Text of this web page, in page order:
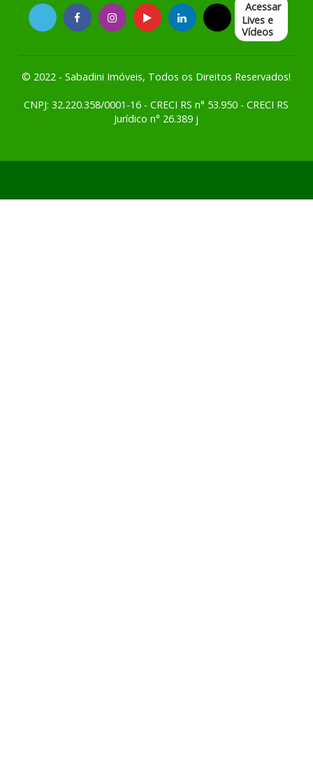
Acessar
Lives e
Vídeos
© 2022 - Sabadini Imóveis, Todos os Direitos Reservados!
CNPJ: 32.220.358/0001-16 - CRECI RS n° 53.950 - CRECI RS
Jurídico n° 26.389 j